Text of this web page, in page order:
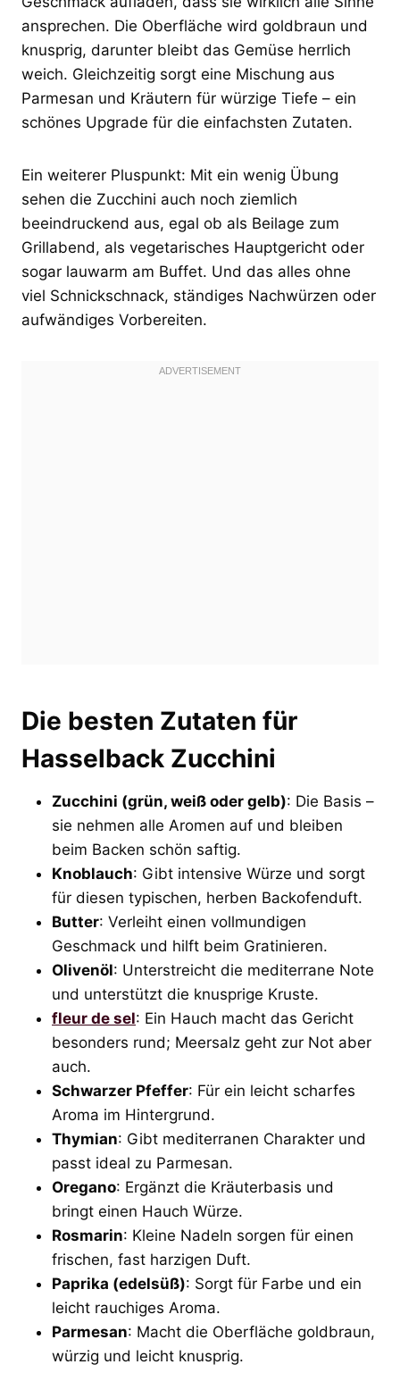
ansprechen. Die Oberfläche wird goldbraun und
knusprig, darunter bleibt das Gemüse herrlich
weich. Gleichzeitig sorgt eine Mischung aus
Parmesan und Kräutern für würzige Tiefe – ein
schönes Upgrade für die einfachsten Zutaten.
Ein weiterer Pluspunkt: Mit ein wenig Übung
sehen die Zucchini auch noch ziemlich
beeindruckend aus, egal ob als Beilage zum
Grillabend, als vegetarisches Hauptgericht oder
sogar lauwarm am Buffet. Und das alles ohne
viel Schnickschnack, ständiges Nachwürzen oder
aufwändiges Vorbereiten.
Die besten Zutaten für
Hasselback Zucchini
Zucchini (grün, weiß oder gelb): Die Basis –
sie nehmen alle Aromen auf und bleiben
beim Backen schön saftig.
Knoblauch: Gibt intensive Würze und sorgt
für diesen typischen, herben Backofenduft.
Butter: Verleiht einen vollmundigen
Geschmack und hilft beim Gratinieren.
Olivenöl: Unterstreicht die mediterrane Note
und unterstützt die knusprige Kruste.
fleur de sel: Ein Hauch macht das Gericht
besonders rund; Meersalz geht zur Not aber
auch.
Schwarzer Pfeffer: Für ein leicht scharfes
Aroma im Hintergrund.
Thymian: Gibt mediterranen Charakter und
passt ideal zu Parmesan.
Oregano: Ergänzt die Kräuterbasis und
bringt einen Hauch Würze.
Rosmarin: Kleine Nadeln sorgen für einen
frischen, fast harzigen Duft.
Paprika (edelsüß): Sorgt für Farbe und ein
leicht rauchiges Aroma.
Parmesan: Macht die Oberfläche goldbraun,
würzig und leicht knusprig.